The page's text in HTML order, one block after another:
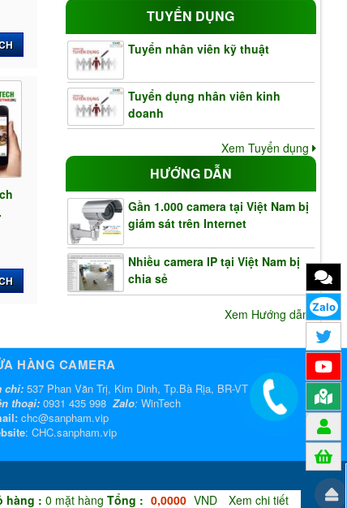
TUYỂN DỤNG
Tuyển nhân viên kỹ thuật
Tuyển dụng nhân viên kinh
doanh
Xem Tuyển dụng
HƯỚNG DẪN
Gần 1.000 camera tại Việt Nam bị
giám sát trên Internet
Nhiều camera IP tại Việt Nam bị
chia sẻ
Xem Hướng dẫn
hàng : 0 mặt hàng Tổng : 0,0000 VND Xem chi tiết
HÀNG CAMERA
chỉ: 537 Phan Văn Trị, Kim Dinh, Tp.Bà Rịa, BR-VT
thoại: 0931 435 998 Zalo: WinTech
chc@sanpham.vip
:CHC.sanpham.vip
Zalo